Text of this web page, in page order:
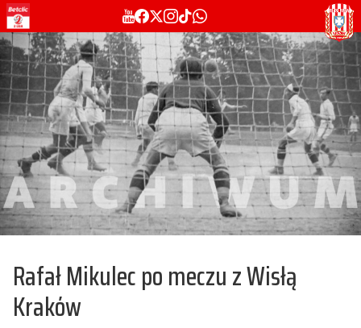
Rafał Mikulec po meczu z Wisłą
Kraków